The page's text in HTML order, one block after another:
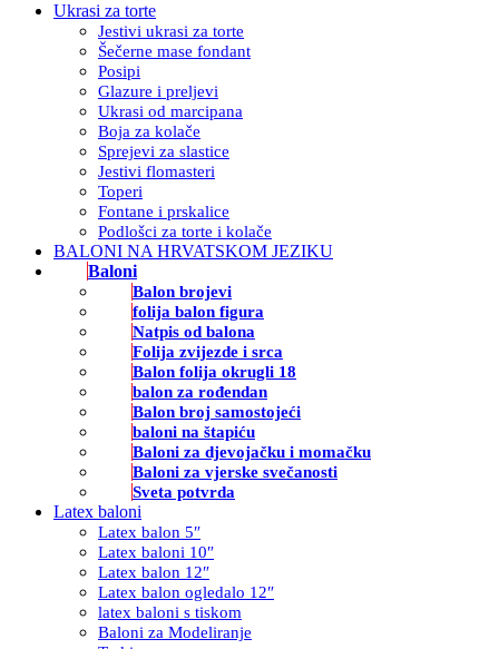
Ukrasi za torte
Jestivi ukrasi za torte
Šečerne mase fondant
Posipi
Glazure i preljevi
Ukrasi od marcipana
Boja za kolače
Sprejevi za slastice
Jestivi flomasteri
Toperi
Fontane i prskalice
Podlošci za torte i kolače
BALONI NA HRVATSKOM JEZIKU
Baloni
Balon brojevi
folija balon figura
Natpis od balona
Folija zvijezde i srca
Balon folija okrugli 18
balon za rođendan
Balon broj samostojeći
baloni na štapiću
Baloni za djevojačku i momačku
Baloni za vjerske svečanosti
Sveta potvrda
Latex baloni
Latex balon 5″
Latex baloni 10″
Latex balon 12″
Latex balon ogledalo 12″
latex baloni s tiskom
Baloni za Modeliranje